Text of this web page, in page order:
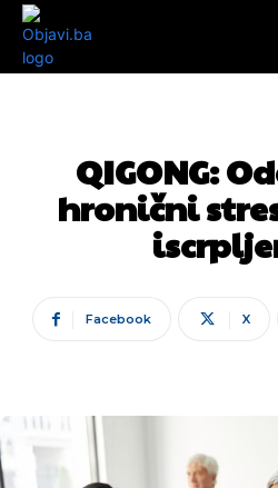
QIGONG:
hronični
Facebook X